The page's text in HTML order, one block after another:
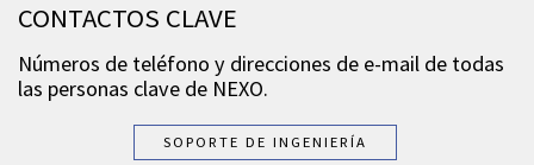
CONTACTOS CLAVE
Números de teléfono y direcciones de e-mail de todas
las personas clave de NEXO.
SOPORTE DE INGENIERÍA